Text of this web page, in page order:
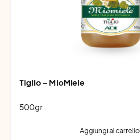
Tiglio – MioMiele
500gr
Aggiungi al carrello